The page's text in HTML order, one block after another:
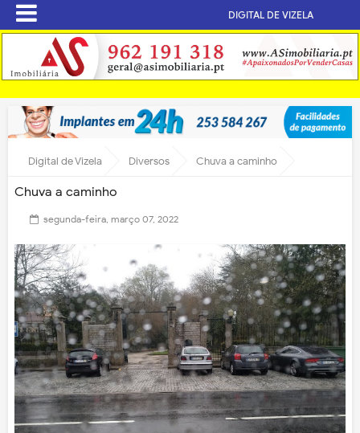
DIGITAL DE VIZELA
Digital de Vizela Diversos Chuva a caminho
Chuva a caminho
segunda-feira, março 07, 2022